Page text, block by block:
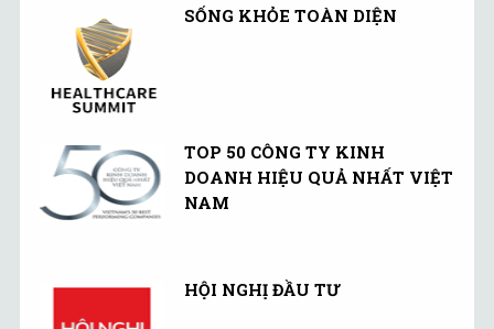
SỐNG KHỎE TOÀN DIỆN
TOP 50 CÔNG TY KINH
DOANH HIỆU QUẢ NHẤT VIỆT
NAM
HỘI NGHỊ ĐẦU TƯ